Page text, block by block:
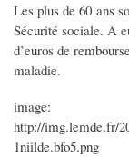
Les plus de 60 ans
Sécurité sociale. A
d’euros de
maladie.
image:
http://img.lemde.fr/
1niilde.bfo5.png